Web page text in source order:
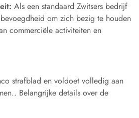
Als een standaard Zwitsers bedrijf
om zich bezig te houden
commerciële activiteiten en
strafblad en voldoet volledig aan
. Belangrijke details over de